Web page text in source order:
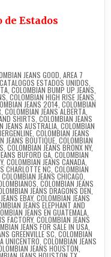
Estados
JEANS GOOD AREA 7
CATALOGOS ESTADOS UNIDOS
COLOMBIAN BUMP UP JEANS
,COLOMBIAN HIGH RISE JEANS,
JEANS 2014, COLOMBIAN
COLOMBIAN JEANS ALBERTA,
SHIRTS COLOMBIAN JEANS
JEANS AUSTRALIA COLOMBIAN
, COLOMBIAN JEANS
JEANS BOUTIQUE COLOMBIAN
COLOMBIAN JEANS BRONX NY,
BUFORD GA, COLOMBIAN
, COLOMBIAN JEANS CANADA
CHARLOTTE NC COLOMBIAN
COLOMBIAN JEANS CHICAGO
COLOMBIAN JEANS
JEANS DRAGONS DEN
EBAY, COLOMBIAN JEANS
JEANS ELEPHANT AND
JEANS EN GUATEMALA,
FACTORY, COLOMBIAN JEANS
JEANS FOR SALE IN USA
GREENVILLE SC COLOMBIAN
UNICENTRO COLOMBIAN JEANS
JEANS HOUSTON